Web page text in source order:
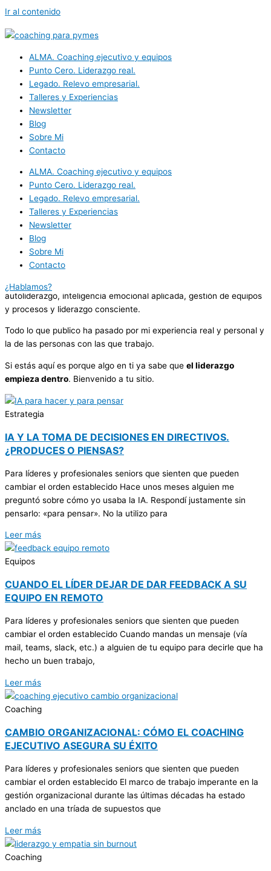
Ir al contenido
ALMA. Coaching ejecutivo y equipos
Punto Cero. Liderazgo real.
Legado. Relevo empresarial.
Talleres y Experiencias
Newsletter
Blog
Sobre Mi
Contacto
ALMA. Coaching ejecutivo y equipos
Punto Cero. Liderazgo real.
Legado. Relevo empresarial.
Talleres y Experiencias
Newsletter
Blog
Sobre Mi
Contacto
¿Hablamos?
El Blog de Vitae Solutions
Llevas tiempo liderando y hay momentos en los que algo no
cuadra. Tu equipo funciona, los números más o menos se
sostienen, pero tú notas quealgo te falta
Durante mucho tiempo,
automático.
El liderazgo no es que otros te sigan.
que has de hacer según tus propios términos, aunque nadie te
esté mirando. Y desde ahí, dejar que cada persona vaya por donde
quiera ir.
Eso no lo enseñan en los MBAs ni se aprende en un curso de fin de
semana. A mi me lo enseñaron las
en una posición directiva y con el acompañamiento a otros como
En este blog escribo sobre lo que sé por mi
autoliderazgo, inteligencia emocional aplicada, gestión de equipos
y procesos y liderazgo consciente.
Todo lo que publico ha pasado por mi experiencia real y personal y
la de las personas con las que trabajo.
Si estás aquí es porque algo en ti ya sabe que el liderazgo
empieza dentro. Bienvenido a tu sitio.
Estrategia
IA Y LA TOMA DE DECISIONES EN DIRECTIVOS.
¿PRODUCES O PIENSAS?
Para líderes y profesionales seniors que sienten que pueden
cambiar el orden establecido Hace unos meses alguien me
preguntó sobre cómo yo usaba la IA. Respondí justamente sin
pensarlo: «para pensar». No la utilizo para
Leer más
Equipos
CUANDO EL LÍDER DEJAR DE DAR FEEDBACK A SU
EQUIPO EN REMOTO
Para líderes y profesionales seniors que sienten que pueden
cambiar el orden establecido Cuando mandas un mensaje (vía
mail, teams, slack, etc.) a alguien de tu equipo para decirle que ha
hecho un buen trabajo,
Leer más
Coaching
CAMBIO ORGANIZACIONAL: CÓMO EL COACHING
EJECUTIVO ASEGURA SU ÉXITO
Para líderes y profesionales seniors que sienten que pueden
cambiar el orden establecido El marco de trabajo imperante en la
gestión organizacional durante las últimas décadas ha estado
anclado en una tríada de supuestos que
Leer más
Coaching